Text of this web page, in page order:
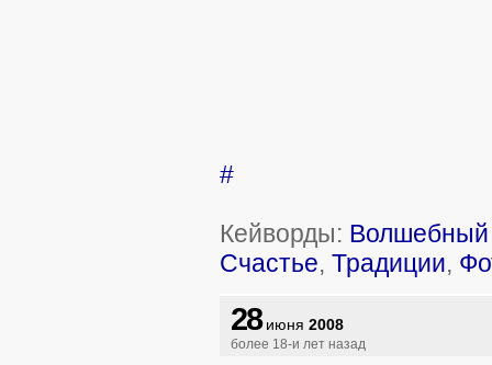
#
Кейворды: Волшебный
Счастье, Традиции,
28июня 2008
более 18-и лет назад